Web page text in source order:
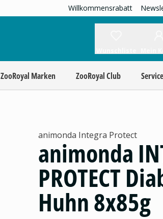
Willkommensrabatt
ZooRoyal Marken ZooRoyal Club
animonda Integra Protect
animonda
PROTECT
Huhn 8x85g